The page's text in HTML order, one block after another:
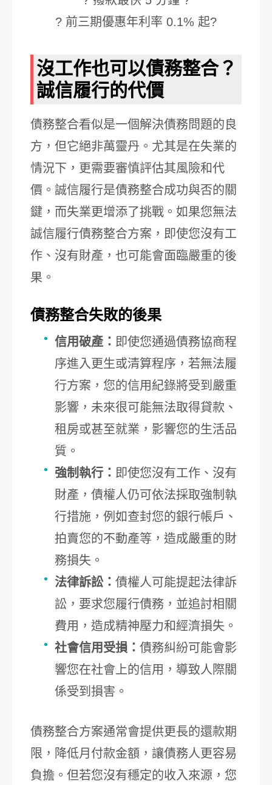
? 前三期優惠年利率 0.1% 起?
沒工作也可以債務整合？
誠信履行的代價
債務整合看似是一個解決債務問題的良
方，但它絕非萬靈丹。尤其是在失業的
情況下，更需要審慎評估其風險和代
價。誠信履行是債務整合成功與否的關
鍵，而失業更增添了挑戰。如果您無法
誠信履行債務整合方案，即使您沒有工
作、沒有財產，也可能會面臨嚴重的後
果。
債務整合失敗的後果
信用破產： 即使您通過債務協商程
序進入更生或清算程序，若無法履
行方案，您的信用紀錄將受到嚴重
影響，未來很可能無法取得貸款、
租房或甚至就業，影響您的生活品
質。
強制執行： 即使您沒有工作、沒有
財產，債權人仍可依法採取強制執
行措施，例如查封您的銀行帳戶、
拍賣您的不動產等，造成嚴重的財
務損失。
法律訴訟： 債權人可能提起法律訴
訟，要求您履行債務，並追討相關
費用，造成精神壓力和經濟損失。
社會信用受損： 債務糾紛可能會影
響您在社會上的信用，導致人際關
係受到損害。
債務整合方案通常會提供更長的還款期
限，降低月付款金額，讓債務人更容易
負擔。但若您沒有穩定的收入來源，您